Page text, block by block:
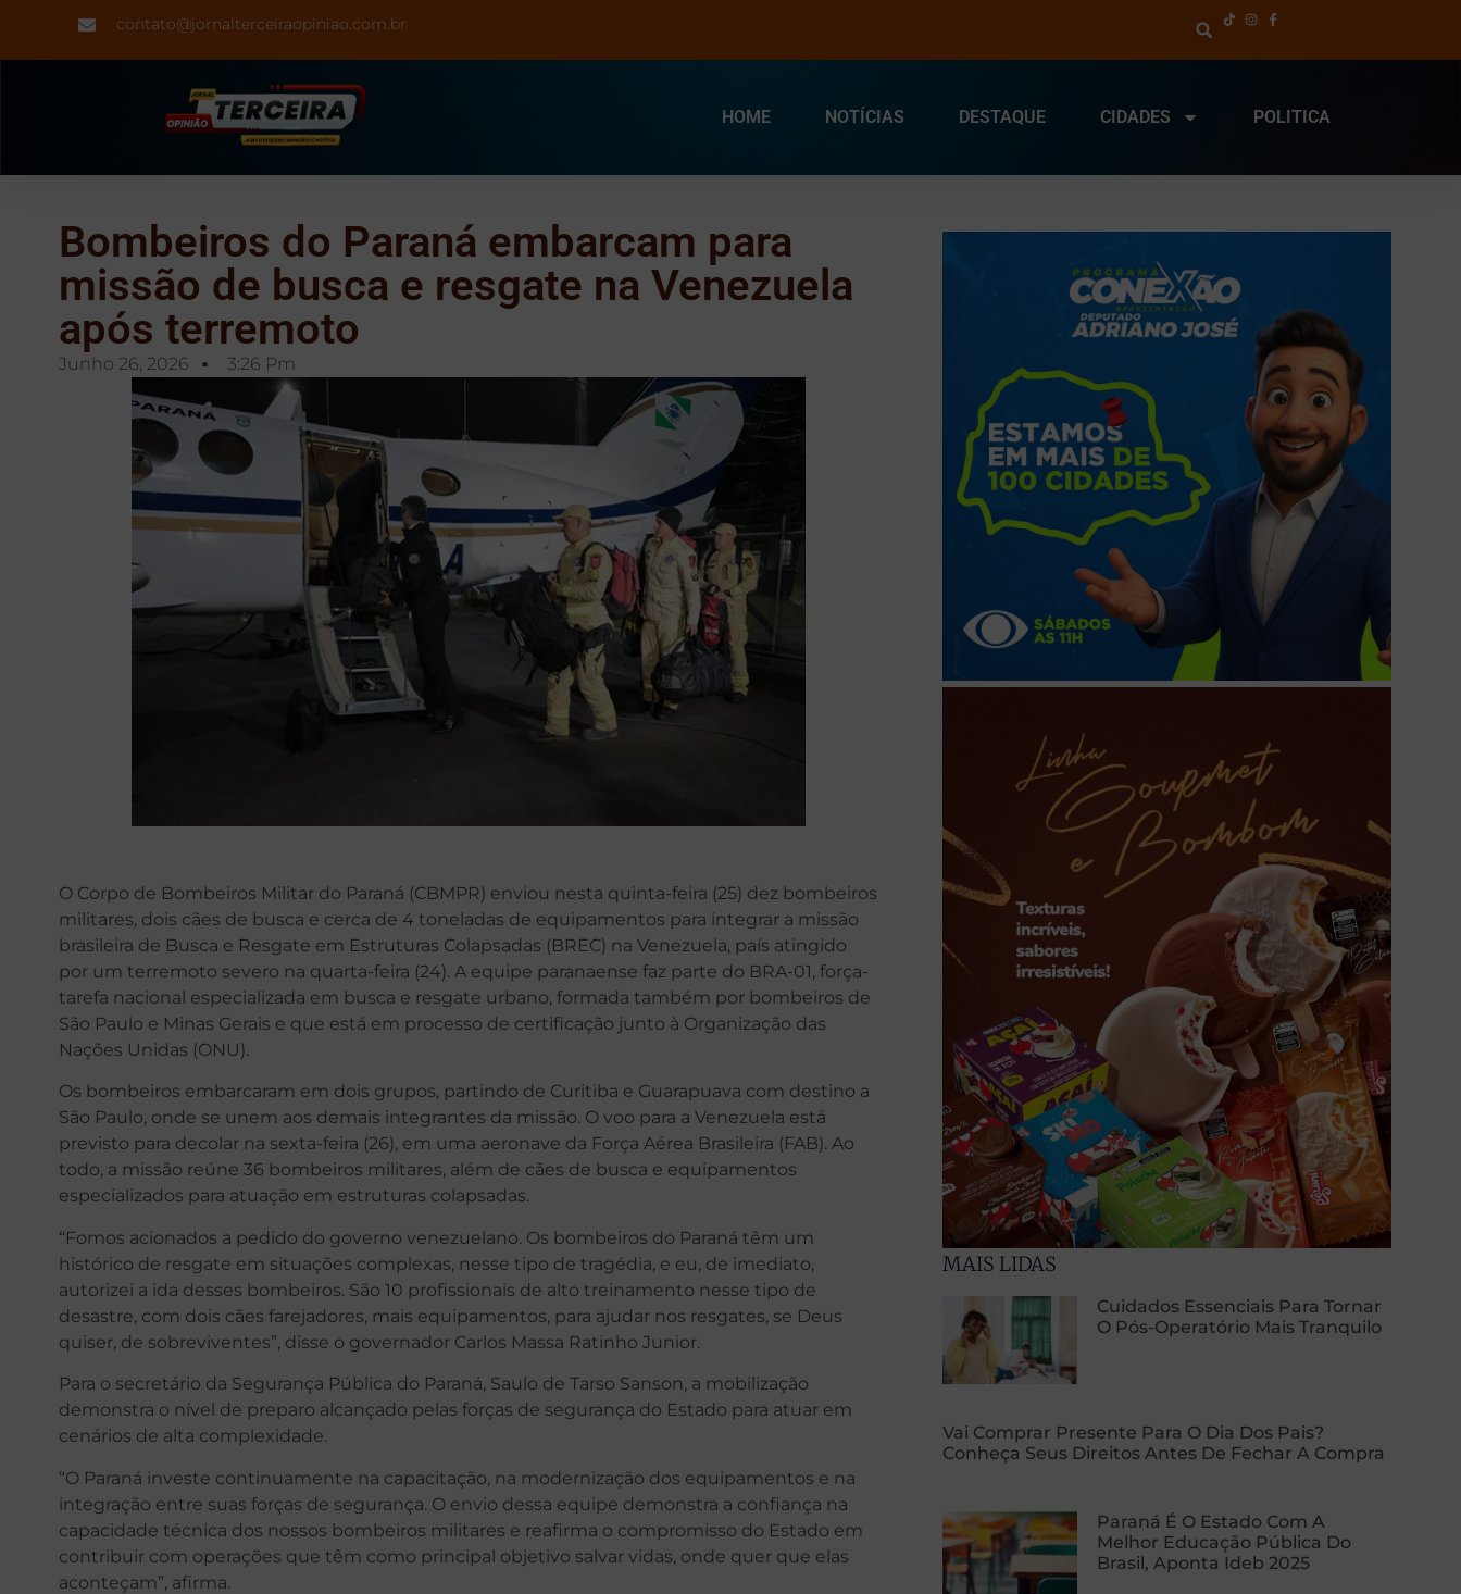
contato@jornalterceiraopiniao.com.br
HOME NOTÍCIAS DESTAQUE CIDADES POLITICA
Bombeiros do Paraná embarcam para
missão de busca e resgate na Venezuela
após terremoto
Junho 26, 2026 3:26 Pm
O Corpo de Bombeiros Militar do Paraná (CBMPR) enviou nesta quinta-feira (25) dez bombeiros
militares, dois cães de busca e cerca de 4 toneladas de equipamentos para integrar a missão
brasileira de Busca e Resgate em Estruturas Colapsadas (BREC) na Venezuela, país atingido
por um terremoto severo na quarta-feira (24). A equipe paranaense faz parte do BRA-01, força-
tarefa nacional especializada em busca e resgate urbano, formada também por bombeiros de
São Paulo e Minas Gerais e que está em processo de certificação junto à Organização das
Nações Unidas (ONU).
Os bombeiros embarcaram em dois grupos, partindo de Curitiba e Guarapuava com destino a
São Paulo, onde se unem aos demais integrantes da missão. O voo para a Venezuela está
previsto para decolar na sexta-feira (26), em uma aeronave da Força Aérea Brasileira (FAB). Ao
todo, a missão reúne 36 bombeiros militares, além de cães de busca e equipamentos
especializados para atuação em estruturas colapsadas.
“Fomos acionados a pedido do governo venezuelano. Os bombeiros do Paraná têm um
histórico de resgate em situações complexas, nesse tipo de tragédia, e eu, de imediato,
autorizei a ida desses bombeiros. São 10 profissionais de alto treinamento nesse tipo de
desastre, com dois cães farejadores, mais equipamentos, para ajudar nos resgates, se Deus
quiser, de sobreviventes”, disse o governador Carlos Massa Ratinho Junior.
Para o secretário da Segurança Pública do Paraná, Saulo de Tarso Sanson, a mobilização
demonstra o nível de preparo alcançado pelas forças de segurança do Estado para atuar em
cenários de alta complexidade.
“O Paraná investe continuamente na capacitação, na modernização dos equipamentos e na
integração entre suas forças de segurança. O envio dessa equipe demonstra a confiança na
capacidade técnica dos nossos bombeiros militares e reafirma o compromisso do Estado em
contribuir com operações que têm como principal objetivo salvar vidas, onde quer que elas
aconteçam”, afirma.
MAIS LIDAS
Cuidados Essenciais Para Tornar
O Pós-Operatório Mais Tranquilo
Vai Comprar Presente Para O Dia Dos Pais?
Conheça Seus Direitos Antes De Fechar A Compra
Paraná É O Estado Com A
Melhor Educação Pública Do
Brasil, Aponta Ideb 2025